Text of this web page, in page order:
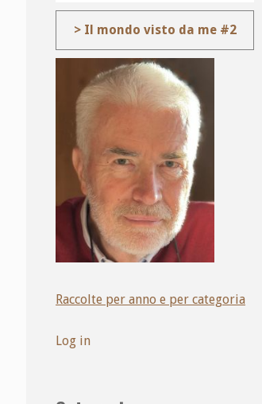
> Il mondo visto da me #2
Raccolte per anno e per categoria
Log in